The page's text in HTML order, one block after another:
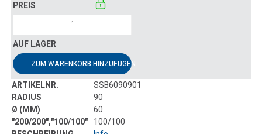
ZUM WARENKORB HINZUFÜGEN
SSB6090901
90
60
100/100